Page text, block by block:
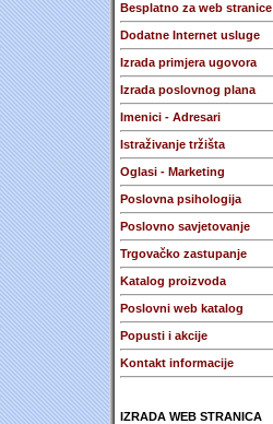
Besplatno za web stranice
Dodatne Internet usluge
Izrada primjera ugovora
Izrada poslovnog plana
Imenici - Adresari
Istraživanje tržišta
Oglasi - Marketing
Poslovna psihologija
Poslovno savjetovanje
Trgovačko zastupanje
Katalog proizvoda
Poslovni web katalog
Popusti i akcije
Kontakt informacije
IZRADA WEB STRANICA